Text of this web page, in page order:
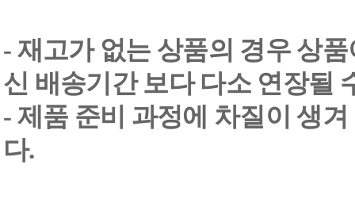
- 재고가 없는 상품의 경우 상
신 배송기간 보다 다소 연장될
- 제품 준비 과정에 차질이 생
다.